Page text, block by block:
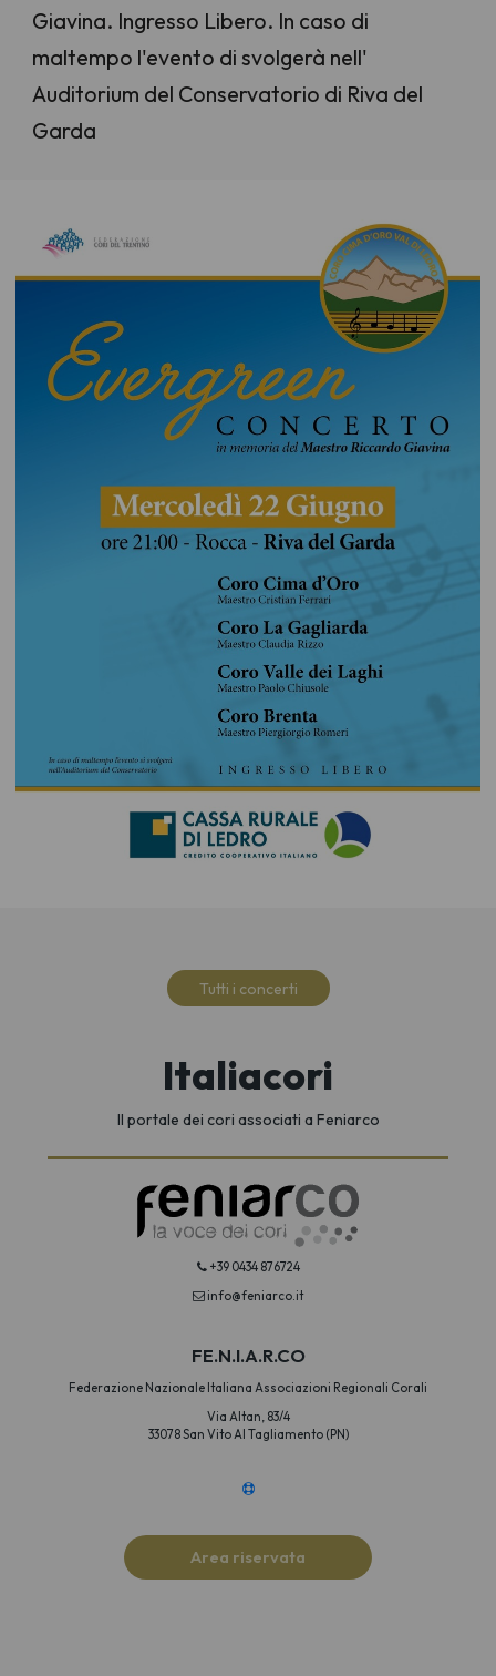
Giavina. Ingresso Libero. In caso di
maltempo l'evento di svolgerà nell'
Auditorium del Conservatorio di Riva del
Garda
Tutti i concerti
Italiacori
Il portale dei cori associati a Feniarco
+39 0434 876724
info@feniarco.it
FE.N.I.A.R.CO
Federazione Nazionale Italiana Associazioni Regionali Corali
Via Altan, 83/4
33078 San Vito Al Tagliamento (PN)
Area riservata